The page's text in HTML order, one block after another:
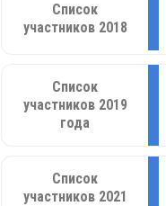
Список
участников 2018
Список
участников 2019
года
Список
участников 2021